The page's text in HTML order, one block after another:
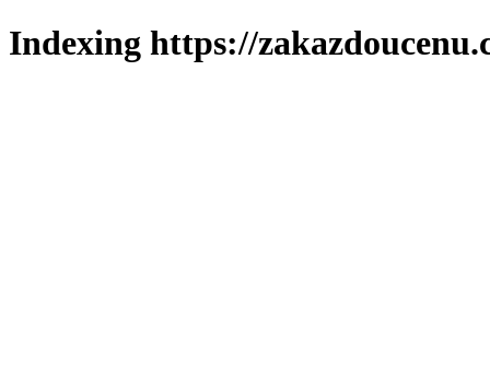
Indexing https://